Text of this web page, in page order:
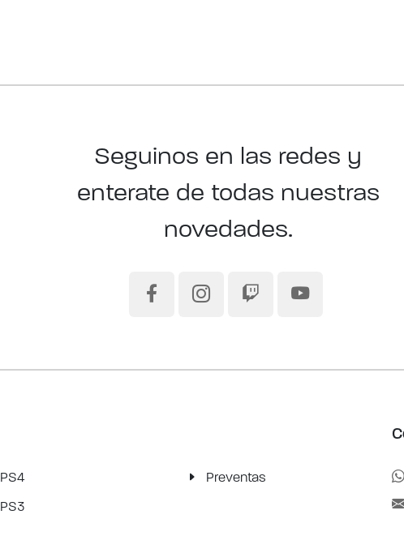
Seguinos en las redes y
enterate de todas nuestras
novedades.
PS4 Preventas
PS3